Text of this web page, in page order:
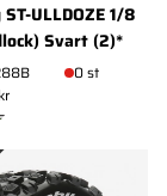
ULLDOZE 1/8
Svart (2)*
0 st